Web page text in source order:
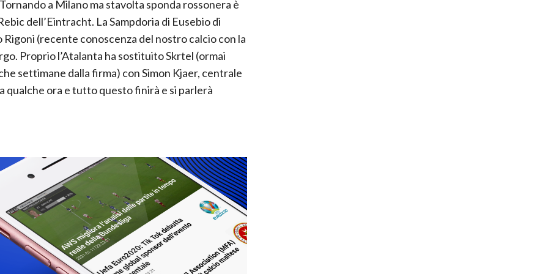
a Milano ma stavolta sponda rossonera è
dell’Eintracht. La Sampdoria di Eusebio di
(recente conoscenza del nostro calcio con la
Proprio l’Atalanta ha sostituito Skrtel (ormai
settimane dalla firma) con Simon Kjaer, centrale
qualche ora e tutto questo finirà e si parlerà